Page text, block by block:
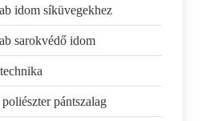
idom síküvegekhez
sarokvédő idom
poliészter pántszalag